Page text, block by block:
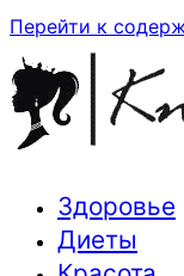
Перейти к
Траектория
Здоровье
Диеты